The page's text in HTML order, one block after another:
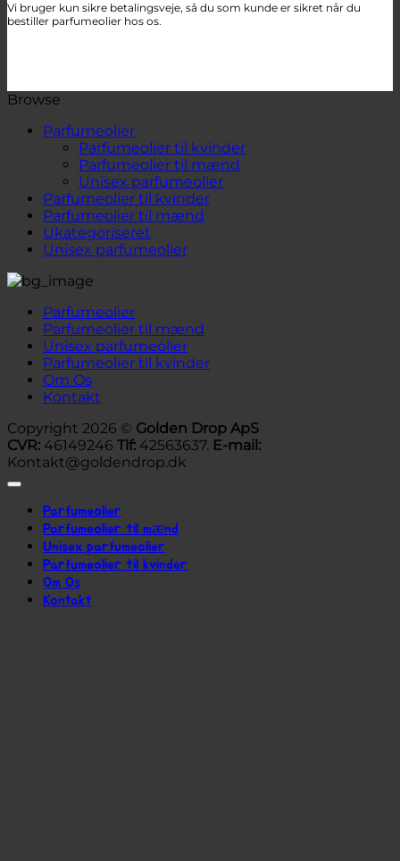
Vi bruger kun sikre betalingsveje, så du som kunde er sikret når du
bestiller parfumeolier hos os.
Browse
Parfumeolier
Parfumeolier til kvinder
Parfumeolier til mænd
Unisex parfumeolier
Parfumeolier til kvinder
Parfumeolier til mænd
Ukategoriseret
Unisex parfumeolier
Parfumeolier
Parfumeolier til mænd
Unisex parfumeolier
Parfumeolier til kvinder
Om Os
Kontakt
Copyright 2026 © Golden Drop ApS
CVR: 46149246 Tlf: 42563637. E-mail:
Kontakt@goldendrop.dk
Parfumeolier
Parfumeolier til mænd
Unisex parfumeolier
Parfumeolier til kvinder
Om Os
Kontakt